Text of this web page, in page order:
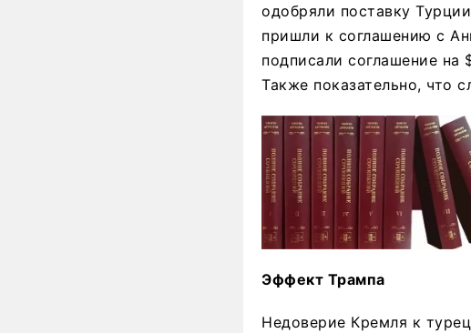
одобряли поставку
пришли к соглашению с
подписали соглашение на
Также показательно, что
Эффект Трампа
Недоверие Кремля к